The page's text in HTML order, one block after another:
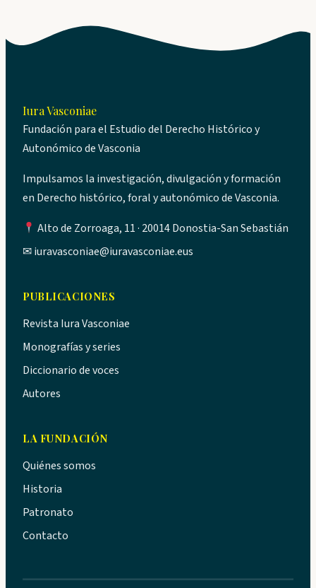
Iura Vasconiae
Fundación para el Estudio del Derecho Histórico y
Autonómico de Vasconia
Impulsamos la investigación, divulgación y formación
en Derecho histórico, foral y autonómico de Vasconia.
Alto de Zorroaga, 11 · 20014 Donostia-San Sebastián
✉iuravasconiae@iuravasconiae.eus
PUBLICACIONES
Revista Iura Vasconiae
Monografías y series
Diccionario de voces
Autores
LA FUNDACIÓN
Quiénes somos
Historia
Patronato
Contacto